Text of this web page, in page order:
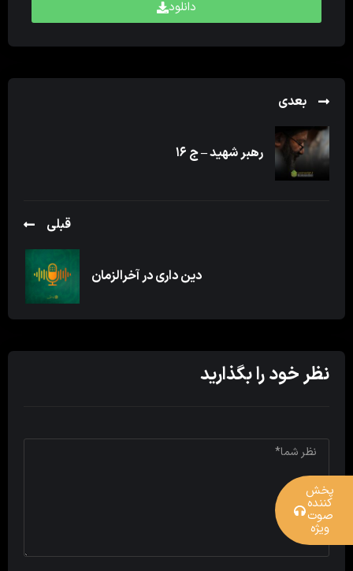
دانلود
بعدی
رهبر شهید – ج ۱۶
قبلی
دین داری در آخرالزمان
نظر خود را بگذارید
پخش
کننده
صوت
ویژه